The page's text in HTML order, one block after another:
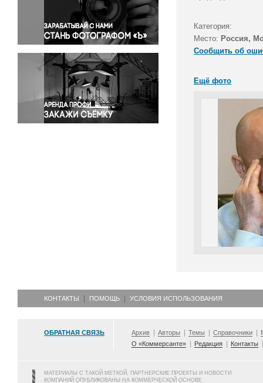
Правосудие
Происшествия и конфликты
Религия
Светская жизнь
Спорт
Экология
Экономика и бизнес
Категория:
Место: Россия,
Сообщить об
Ещё фото
КОНТАКТЫ ПОМОЩЬ УСЛОВИЯ ИСПОЛЬЗОВАНИЯ
ОБРАТНАЯ СВЯЗЬ Архив Авторы Темы Справочники
О «Коммерсанте»
Редакция Контакты
МАТЕРИАЛЫ С ТАКОЙ МЕТКОЙ, ПАРТНЕРСКИЕ ПРОЕКТЫ И НОВОСТИ
КОМПАНИЙ ОПУБЛИКОВАНЫ НА КОММЕРЧЕСКОЙ ОСНОВЕ